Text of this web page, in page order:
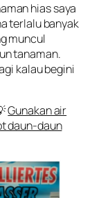
hias saya
terlalu banyak
muncul
tanaman.
kalau begini
Gunakan air
daun-daun